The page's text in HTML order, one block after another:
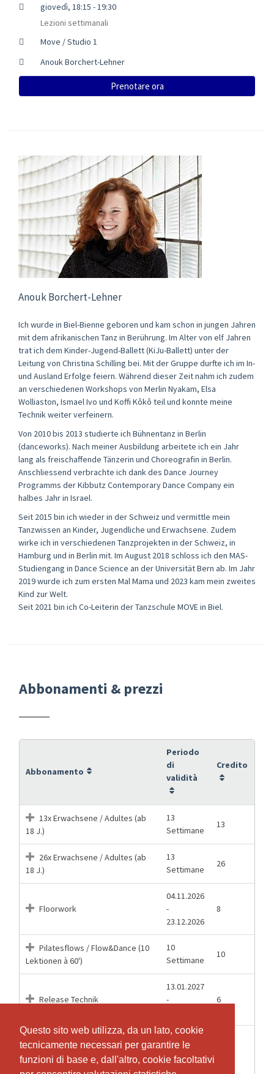
Questo sito web utilizza, da un lato, cookie
tecnicamente necessari per garantire le
funzioni di base e, dall'altro, cookie facoltativi
Questo sito web utilizza, da un lato, cookie
tecnicamente necessari per garantire le
funzioni di base e, dall'altro, cookie facoltativi
giovedì, 18:15 - 19:30
Lezioni settimanali
Move / Studio 1
Anouk Borchert-Lehner
Prenotare ora
Anouk Borchert-Lehner
Ich wurde in Biel-Bienne geboren und kam schon in jungen Jahren
mit dem afrikanischen Tanz in Berührung. Im Alter von elf Jahren
trat ich dem Kinder-Jugend-Ballett (KiJu-Ballett) unter der
Leitung von Christina Schilling bei. Mit der Gruppe durfte ich im In-
und Ausland Erfolge feiern. Während dieser Zeit nahm ich zudem
an verschiedenen Workshops von Merlin Nyakam, Elsa
Wolliaston, Ismael Ivo und Koffi Kôkô teil und konnte meine
Technik weiter verfeinern.
Von 2010 bis 2013 studierte ich Bühnentanz in Berlin
(danceworks). Nach meiner Ausbildung arbeitete ich ein Jahr
lang als freischaffende Tänzerin und Choreografin in Berlin.
Anschliessend verbrachte ich dank des Dance Journey
Programms der Kibbutz Contemporary Dance Company ein
halbes Jahr in Israel.
Seit 2015 bin ich wieder in der Schweiz und vermittle mein
Tanzwissen an Kinder, Jugendliche und Erwachsene. Zudem
wirke ich in verschiedenen Tanzprojekten in der Schweiz, in
Hamburg und in Berlin mit. Im August 2018 schloss ich den MAS-
Studiengang in Dance Science an der Universität Bern ab. Im Jahr
2019 wurde ich zum ersten Mal Mama und 2023 kam mein zweites
Kind zur Welt.
Seit 2021 bin ich Co-Leiterin der Tanzschule MOVE in Biel.
Abbonamenti & prezzi
Abbonamento
Periodo
di
validità
Credito
13x Erwachsene / Adultes (ab
18 J.)
13
Settimane
13
26x Erwachsene / Adultes (ab
18 J.)
13
Settimane
26
Floorwork
04.11.2026
-
23.12.2026
8
Pilatesflows / Flow&Dance (10
Lektionen à 60')
10
Settimane
10
Release Technik
13.01.2027
-
6
Turns&Jumps
03.03.2027
-
07.04.2027